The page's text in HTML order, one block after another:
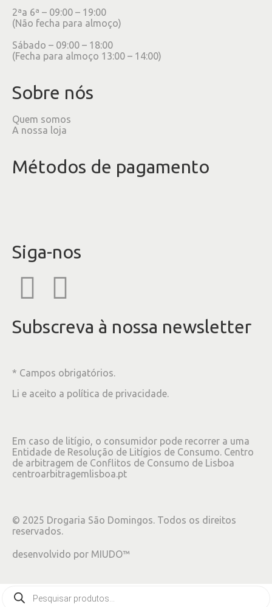
2ªa 6ª – 09:00 – 19:00
(Não fecha para almoço)
Sábado – 09:00 – 18:00
(Fecha para almoço 13:00 – 14:00)
Sobre nós
Quem somos
A nossa loja
Métodos de pagamento
Siga-nos
Subscreva à nossa newsletter
* Campos obrigatórios.
Li e aceito a política de privacidade.
Em caso de litígio, o consumidor pode recorrer a uma
Entidade de Resolução de Litígios de Consumo. Centro
de arbitragem de Conflitos de Consumo de Lisboa
centroarbitragemlisboa.pt
© 2025 Drogaria São Domingos. Todos os direitos
reservados.
desenvolvido por MIUDO™